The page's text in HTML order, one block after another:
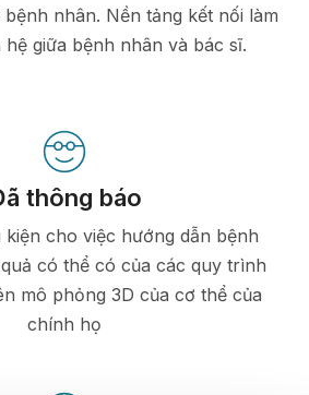
nhân. Nền tảng kết nối làm
hệ giữa bệnh nhân và bác sĩ.
thông báo
kiện cho việc hướng dẫn bệnh
có thể có của các quy trình
mô phỏng 3D của cơ thể của
chính họ